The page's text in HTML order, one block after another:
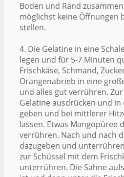
Boden und Rand
möglichst keine Öffnungen
stellen.
4. Die Gelatine in eine
legen und für 5-7 Minuten
Frischkäse, Schmand,
Orangenabrieb in eine
und alles gut verrühren.
Gelatine ausdrücken und in
geben und bei mittlerer
lassen. Etwas Mangopüree
verrühren. Nach und nach
dazugeben und
zur Schüssel mit dem
unterrühren. Die Sahne